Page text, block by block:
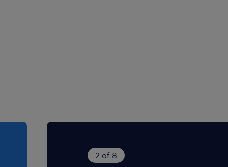
2 of 8